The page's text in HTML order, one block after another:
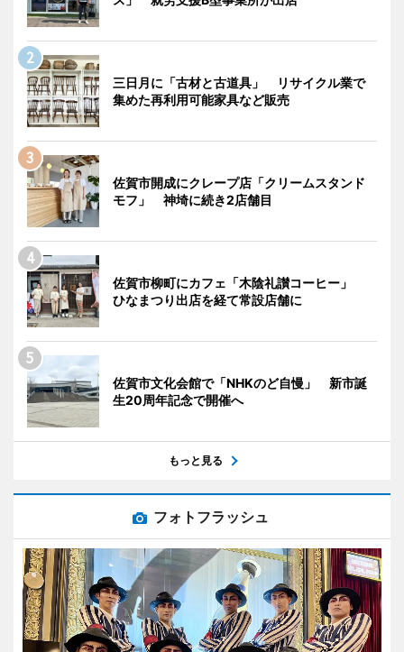
三日月に「古材と古道具」 リサイクル業で
集めた再利用可能家具など販売
佐賀市開成にクレープ店「クリームスタンド
モフ」 神埼に続き2店舗目
佐賀市柳町にカフェ「木陰礼讃コーヒー」
ひなまつり出店を経て常設店舗に
佐賀市文化会館で「NHKのど自慢」 新市誕
生20周年記念で開催へ
もっと見る
フォトフラッシュ